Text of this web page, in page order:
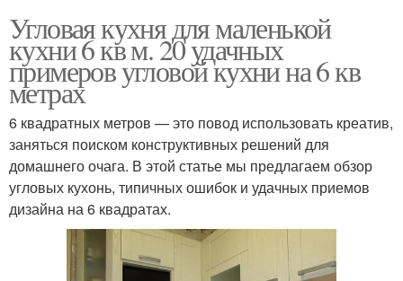
Угловая кухня для маленькой
кухни 6 кв м. 20 удачных
примеров угловой кухни на 6 кв
метрах
6 квадратных метров — это повод использовать креатив,
заняться поиском конструктивных решений для
домашнего очага. В этой статье мы предлагаем обзор
угловых кухонь, типичных ошибок и удачных приемов
дизайна на 6 квадратах.